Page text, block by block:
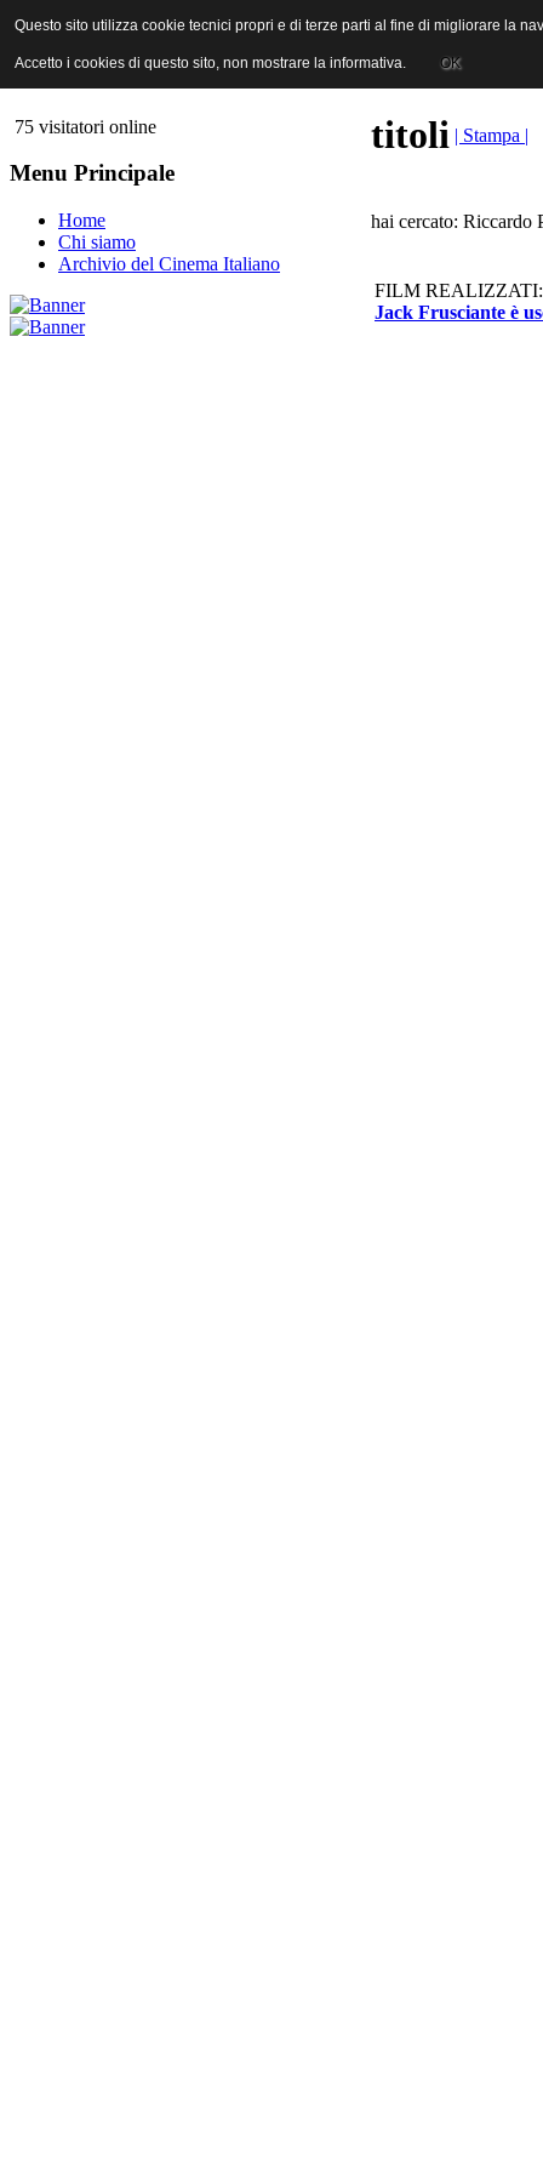
ANICA | Associazione Nazionale Industrie Cinematografiche
75 visitatori online
Menu Principale
Home
Chi siamo
Archivio del Cinema Italiano
titoli | Stampa |
hai cercato: Riccardo
FILM REALIZZATI:
Jack Frusciante è
Questo sito utilizza cookie tecnici propri e di terze parti al fine di migliorare la
Accetto i cookies di questo sito, non mostrare la informativa. OK
Questo sito utilizza cookie tecnici propri e di terze parti al fine di migliorare la
Accetto i cookies di questo sito, non mostrare la informativa. OK